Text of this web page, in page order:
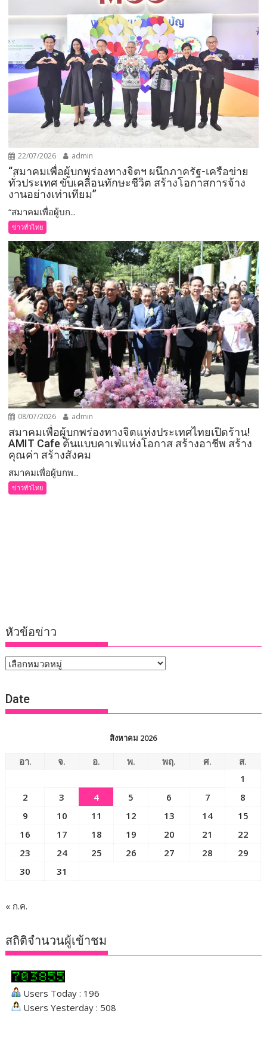
22/07/2026 admin
“สมาคมเพื่อผู้บกพร่องทางจิตฯ ผนึกภาครัฐ-เครือข่าย
ทั่วประเทศ ขับเคลื่อนทักษะชีวิต สร้างโอกาสการจ้าง
งานอย่างเท่าเทียม”
“สมาคมเพื่อผู้บก...
ข่าวทั่วไทย
08/07/2026 admin
สมาคมเพื่อผู้บกพร่องทางจิตแห่งประเทศไทยเปิดร้าน!
AMIT Cafe ต้นแบบคาเฟ่แห่งโอกาส สร้างอาชีพ สร้าง
คุณค่า สร้างสังคม
สมาคมเพื่อผู้บกพ...
ข่าวทั่วไทย
หัวข้อข่าว
หัวข้อ
Date
สิงหาคม 2026
อา. จ. อ. พ. พฤ. ศ.
ส.
1
2
3 4 5 6 7
8
9
10 11 12 13 14
15
16
17 18 19 20 21
22
23
24 25 26 27 28
29
30
31
« ก.ค.
สถิติจำนวนผู้เข้าชม
Users Today : 196
Users Yesterday : 508